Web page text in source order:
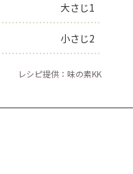
大さじ1
小さじ2
レシピ提供：味の素KK